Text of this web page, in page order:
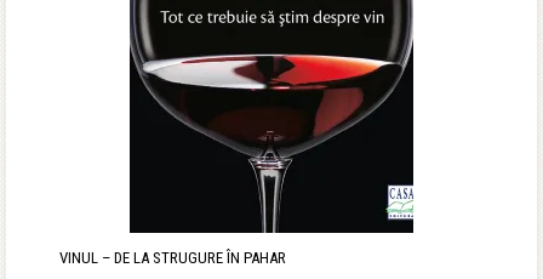
VINUL – DE LA STRUGURE ÎN PAHAR